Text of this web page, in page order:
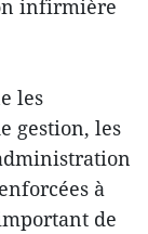
infirmière
les
gestion, les
à
de